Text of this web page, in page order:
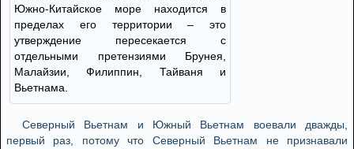
Южно-Китайское море находится в
пределах его территории – это
утверждение пересекается с
отдельными претензиями Брунея,
Малайзии, Филиппин, Тайваня и
Вьетнама.
Северный Вьетнам и Южный Вьетнам воевали дважды,
первый раз, потому что Северный Вьетнам не признавали